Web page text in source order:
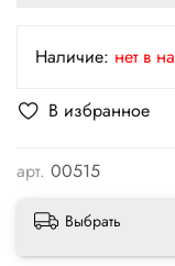
В избранное
арт. 00515
Наличие: нет в
Выбрать